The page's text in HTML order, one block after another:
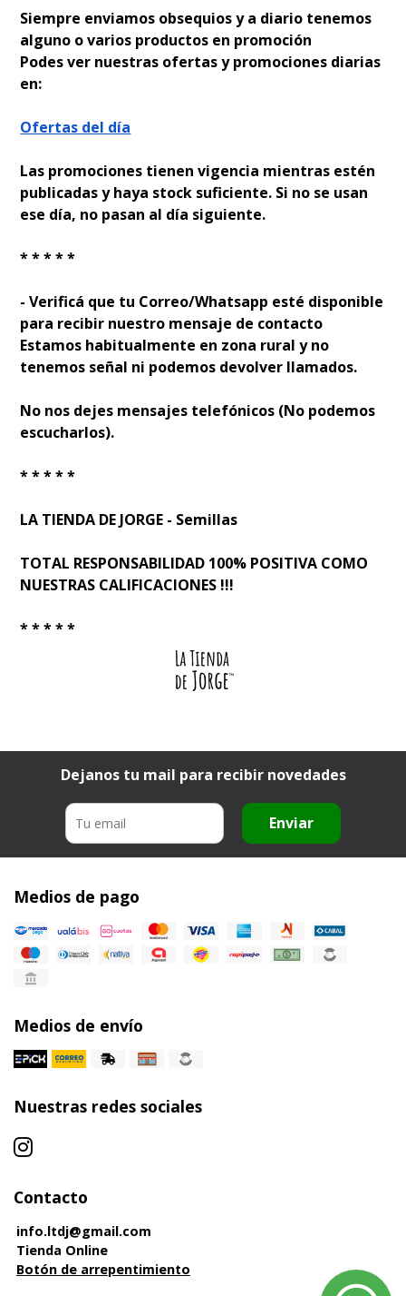
Siempre enviamos obsequios y a diario tenemos
alguno o varios productos en promoción
Podes ver nuestras ofertas y promociones diarias
en:
Ofertas del día
Las promociones tienen vigencia mientras estén
publicadas y haya stock suficiente. Si no se usan
ese día, no pasan al día siguiente.
* * * * *
- Verificá que tu Correo/Whatsapp esté disponible
para recibir nuestro mensaje de contacto
Estamos habitualmente en zona rural y no
tenemos señal ni podemos devolver llamados.
No nos dejes mensajes telefónicos (No podemos
escucharlos).
* * * * *
LA TIENDA DE JORGE - Semillas
TOTAL RESPONSABILIDAD 100% POSITIVA COMO
NUESTRAS CALIFICACIONES !!!
* * * * *
Dejanos tu mail para recibir novedades
Enviar
Medios de pago
Medios de envío
Nuestras redes sociales
Contacto
info.ltdj@gmail.com
Tienda Online
Botón de arrepentimiento